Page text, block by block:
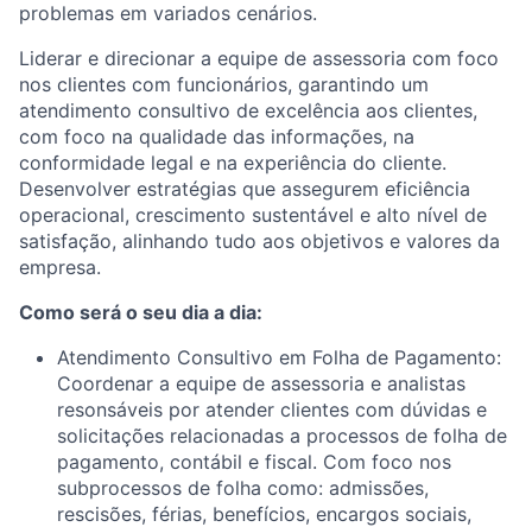
problemas em variados cenários.
Liderar e direcionar a equipe de assessoria com foco
nos clientes com funcionários, garantindo um
atendimento consultivo de excelência aos clientes,
com foco na qualidade das informações, na
conformidade legal e na experiência do cliente.
Desenvolver estratégias que assegurem eficiência
operacional, crescimento sustentável e alto nível de
satisfação, alinhando tudo aos objetivos e valores da
empresa.
Como será o seu dia a dia:
Atendimento Consultivo em Folha de Pagamento:
Coordenar a equipe de assessoria e analistas
resonsáveis por atender clientes com dúvidas e
solicitações relacionadas a processos de folha de
pagamento, contábil e fiscal. Com foco nos
subprocessos de folha como: admissões,
rescisões, férias, benefícios, encargos sociais,